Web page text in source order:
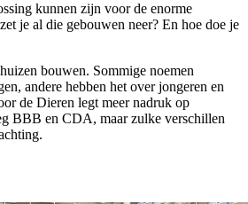
kunnen zijn voor de enorme
je al die gebouwen neer? En hoe doe je
bouwen. Sommige noemen
andere hebben het over jongeren en
de Dieren legt meer nadruk op
BBB en CDA, maar zulke verschillen